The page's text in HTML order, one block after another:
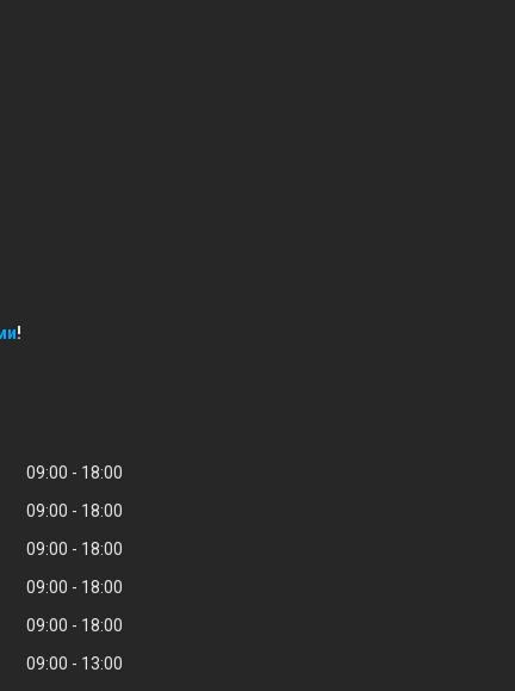
!
09:00
18:00
09:00
18:00
09:00
18:00
09:00
18:00
09:00
18:00
09:00 13:00